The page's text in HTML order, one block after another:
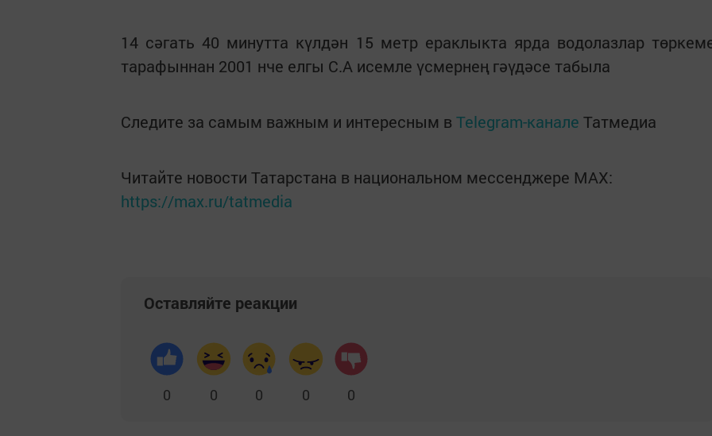
14 сәгать 40 минутта күлдән 15 метр ераклыкта ярда водолазлар
тарафыннан 2001 нче елгы С.А исемле үсмернең гәүдәсе табыла
Следите за самым важным и интересным в Telegram-канале Татмедиа
Читайте новости Татарстана в национальном мессенджере MАХ:
https://max.ru/tatmedia
Оставляйте реакции
0 0 0 0 0